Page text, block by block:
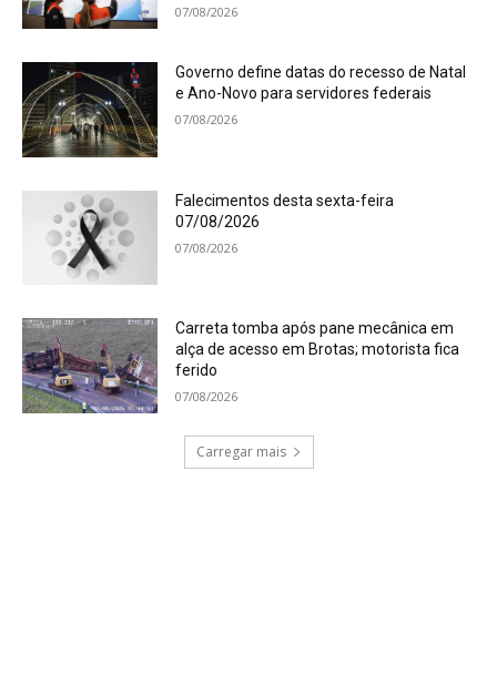
07/08/2026
Governo define datas do recesso de Natal
e Ano-Novo para servidores federais
07/08/2026
Falecimentos desta sexta-feira
07/08/2026
07/08/2026
Carreta tomba após pane mecânica em
alça de acesso em Brotas; motorista fica
ferido
07/08/2026
Carregar mais